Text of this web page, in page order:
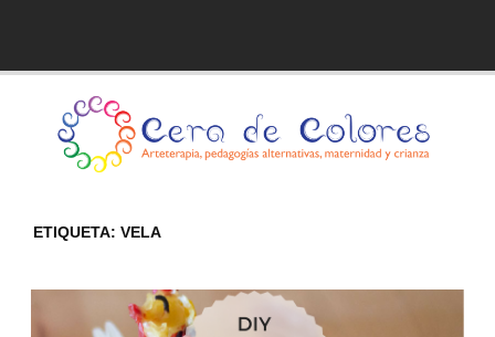
ETIQUETA:VELA